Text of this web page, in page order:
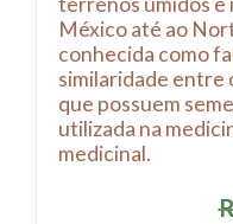
México até ao
conhecida como
similaridade entre
que possuem
utilizada na
medicinal.